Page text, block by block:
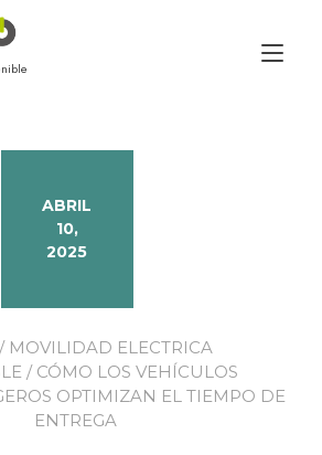
ABRIL
10,
2025
/ MOVILIDAD ELECTRICA
/ CÓMO LOS VEHÍCULOS
OPTIMIZAN EL TIEMPO DE
ENTREGA